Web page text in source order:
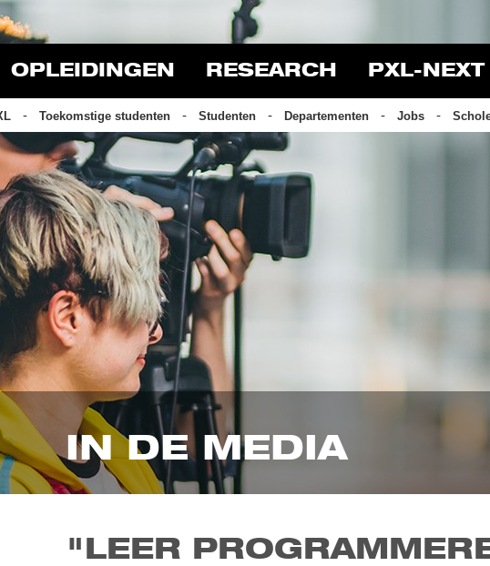
OPLEIDINGEN RESEARCH PXL-NEXT
Toekomstige studenten Studenten Departementen Jobs
IN DE MEDIA
"LEER